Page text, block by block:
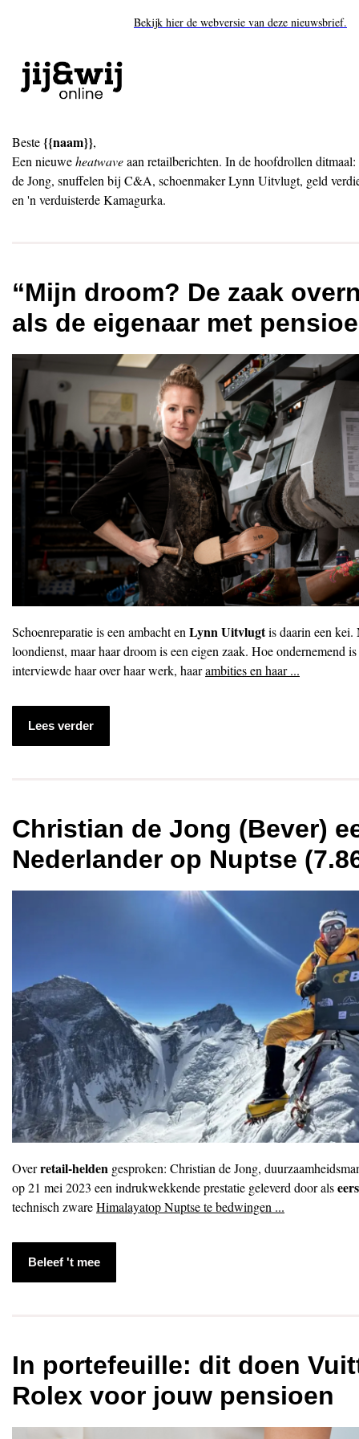
Bekijk hier de webversie van deze nieuwsbrief.
Beste {{naam}},
Een nieuweheatwaveaan retailberichten. In de hoofdrollen
de Jong, snuffelen bij C&A, schoenmaker Lynn Uitvlugt, geld
en 'n verduisterde Kamagurka.
“Mijn droom? De zaak
als de eigenaar met
Schoenreparatie is een ambacht en Lynn Uitvlugtis daarin een kei.
loondienst, maar haar droom is een eigen zaak. Hoe ondernemend
interviewde haar over haar werk, haarambities en haar ...
Lees verder
Christian de Jong (Bever)
Nederlander op Nuptse
Overretail-helden gesproken: Christian de Jong,
op 21 mei 2023 een indrukwekkende prestatie geleverd door als
technisch zwareHimalayatop Nuptse te bedwingen ...
Beleef 't mee
In portefeuille: dit doen
Rolex voor jouw pensioen